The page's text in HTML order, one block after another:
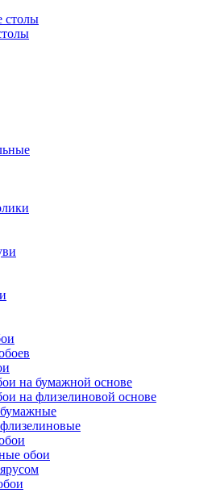
столы
на бумажной основе
на флизелиновой основе
обои